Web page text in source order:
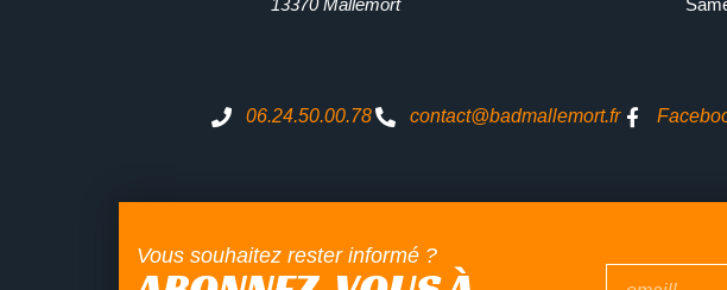
06.24.50.00.78 contact@badmallemort.fr
Vous souhaitez rester informé ?